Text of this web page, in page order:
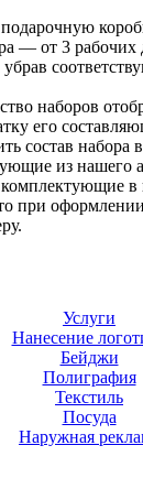
— от 3 рабочих
убрав
наборов
его
состав набора
из нашего
комплектующие
при
Услуги
Нанесение
Бейджи
Полиграфия
Текстиль
Посуда
Наружная